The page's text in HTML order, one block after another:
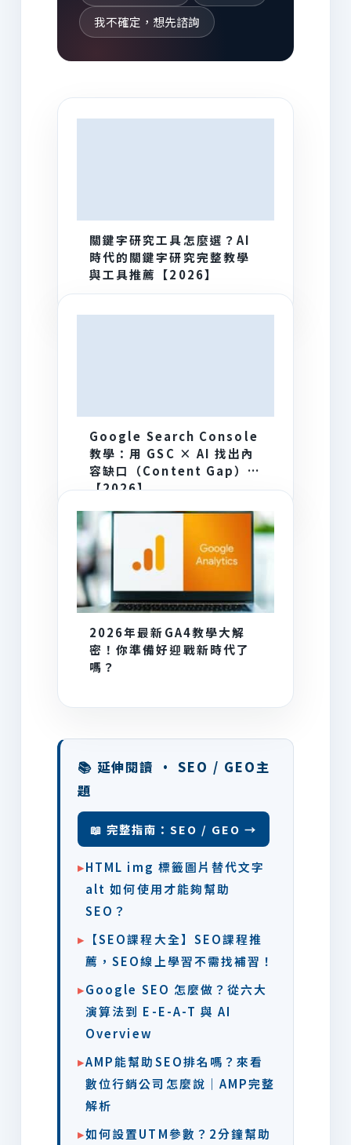
我不確定，想先諮詢
關鍵字研究工具怎麼選？AI
時代的關鍵字研究完整教學
與工具推薦【2026】
Google Search Console
教學：用 GSC × AI 找出內
容缺口（Content Gap）
【2026】
2026年最新GA4教學大解
密！你準備好迎戰新時代了
嗎？
📚 延伸閱讀 · SEO / GEO主
題
📖 完整指南：SEO / GEO →
▸HTML img 標籤圖片替代文字
alt 如何使用才能夠幫助
SEO？
▸ 【SEO課程大全】SEO課程推
薦，SEO線上學習不需找補習！
▸Google SEO 怎麼做？從六大
演算法到 E-E-A-T 與 AI
Overview
▸AMP能幫助SEO排名嗎？來看
數位行銷公司怎麼說｜AMP完整
解析
▸如何設置UTM參數？2分鐘幫助